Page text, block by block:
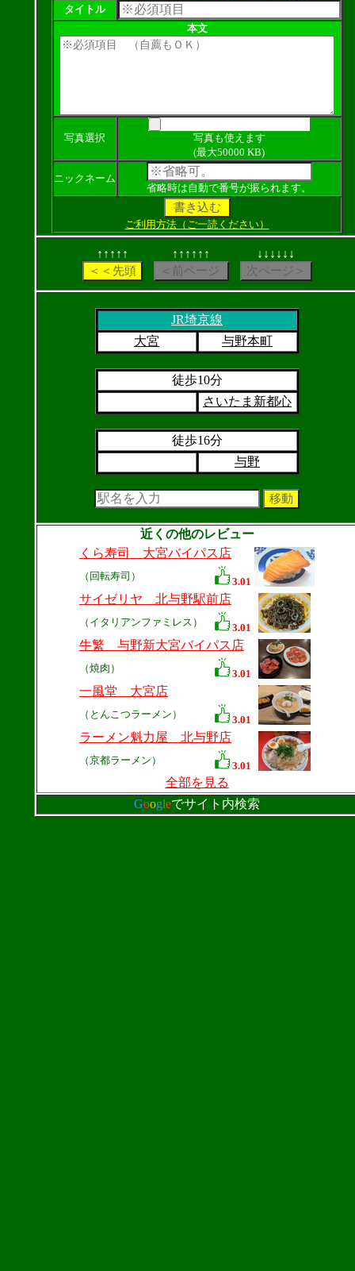
タイトル
本文
写真選択
写真も使えます
(最大50000 KB)
ニックネーム
省略時は自動で番号が振られます。
ご利用方法（ご一読ください）
↑↑↑↑↑ ↑↑↑↑↑↑ ↓↓↓↓↓↓
JR埼京線
大宮
与野本町
徒歩10分
さいたま新都心
徒歩16分
与野
近くの他のレビュー
くら寿司 大宮バイパス店
（回転寿司） 3.01
サイゼリヤ 北与野駅前店
（イタリアンファミレス） 3.01
牛繁 与野新大宮バイパス店
（焼肉） 3.01
一風堂 大宮店
（とんこつラーメン） 3.01
ラーメン魁力屋 北与野店
（京都ラーメン） 3.01
全部を見る
Googleでサイト内検索